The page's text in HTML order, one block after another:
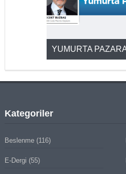
YUMURTA
Kategoriler
Beslenme(116)
E-Dergi (55)